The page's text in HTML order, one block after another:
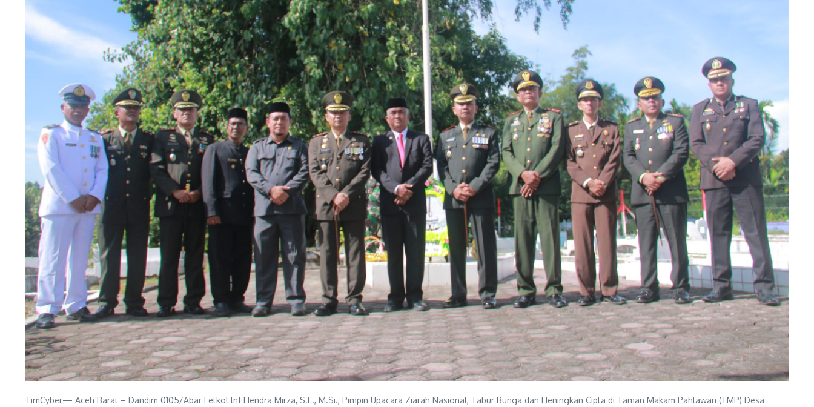
TimCyber— Aceh Barat – Dandim 0105/Abar Letkol lnf Hendra Mirza, S.E., M.Si., Pimpin Upacara Ziarah Nasional, Tabur Bunga dan Heningkan Cipta di Taman Makam Pahlawan (TMP) Desa